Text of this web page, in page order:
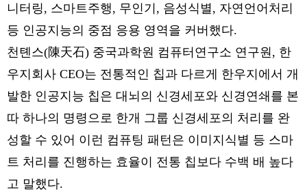
니터링, 스마트주행, 무인기, 음성식별, 자연언어처리
등 인공지능의 중점 응용 영역을 커버했다.
천톈스(陳天石) 중국과학원 컴퓨터연구소 연구원, 한
우지회사 CEO는 전통적인 칩과 다르게 한우지에서 개
발한 인공지능 칩은 대뇌의 신경세포와 신경연쇄를 본
따 하나의 명령으로 한개 그룹 신경세포의 처리를 완
성할 수 있어 이런 컴퓨팅 패턴은 이미지식별 등 스마
트 처리를 진행하는 효율이 전통 칩보다 수백 배 높다
고 말했다.